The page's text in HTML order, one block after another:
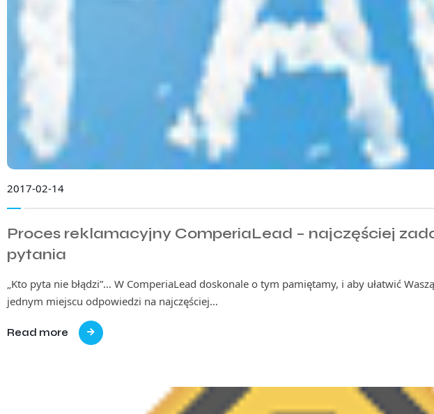
2017-02-14
Proces reklamacyjny ComperiaLead – najczęściej
pytania
„Kto pyta nie błądzi”… W ComperiaLead doskonale o tym pamiętamy, i aby ułatwić
jednym miejscu odpowiedzi na najczęściej…
Read more